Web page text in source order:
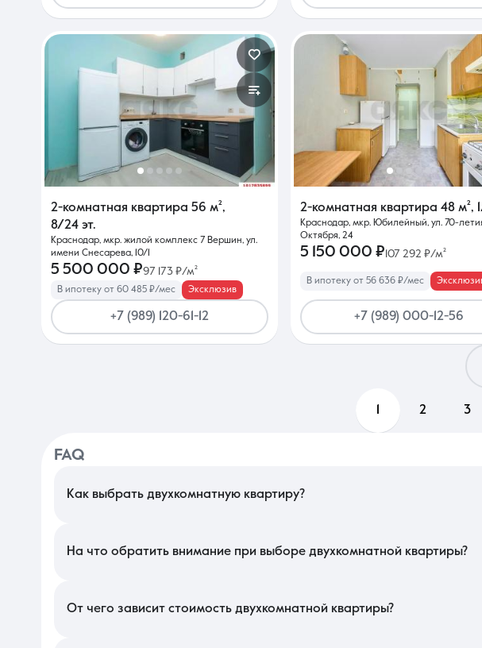
2-комнатная квартира 56 м²,
8/24 эт.
Краснодар, мкр. жилой комплекс 7 Вершин, ул.
имени Снесарева, 10/1
5 500 000 ₽97 173 ₽/м²
В ипотеку от 60 485 ₽/мес Эксклюзив
+7 (989) 120-61-12
2-комнатная квартира 48 м²,
Краснодар, мкр. Юбилейный, ул. 70-
Октября, 24
5 150 000 ₽107 292 ₽/м²
В ипотеку от 56 636 ₽/мес
+7 (989) 000-12-56
2 3
FAQ
Как выбрать двухкомнатную квартиру?
На что обратить внимание при выборе двухкомнатной квартиры?
От чего зависит стоимость двухкомнатной квартиры?